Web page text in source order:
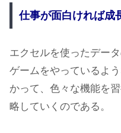
仕事が面白ければ成
エクセルを使ったデー
ゲームをやっているよ
かって、色々な機能を
略していくのである。